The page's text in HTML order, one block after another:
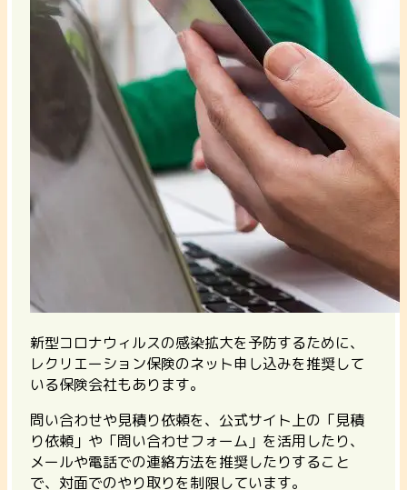
新型コロナウィルスの感染拡大を予防するために、
レクリエーション保険のネット申し込みを推奨して
いる保険会社もあります。
問い合わせや見積り依頼を、公式サイト上の「見積
り依頼」や「問い合わせフォーム」を活用したり、
メールや電話での連絡方法を推奨したりすること
で、対面でのやり取りを制限しています。